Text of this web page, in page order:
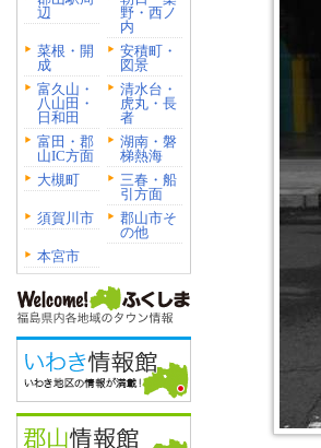
辺
野・西ノ
内
菜根・開
成
安積町・
図景
富久山・
八山田・
日和田
清水台・
虎丸・長
者
富田・郡
山IC方面
湖南・磐
梯熱海
大槻町
三春・船
引方面
須賀川市
郡山市そ
の他
本宮市